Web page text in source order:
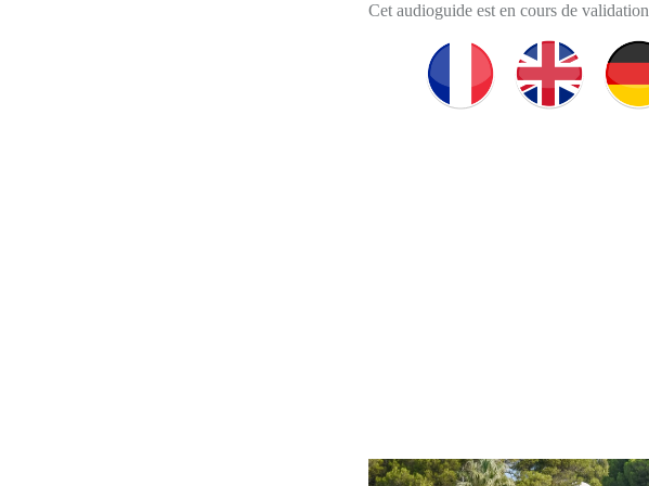
Cet audioguide est en cours de validation